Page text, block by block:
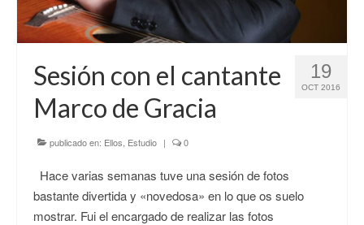
19
OCT 2016
Sesión con el cantante
Marco de Gracia
publicado en: Ellos Estudio | 0
Hace varias semanas tuve una sesión de fotos
bastante divertida y «novedosa» en lo que os suelo
mostrar. Fui el encargado de realizar las fotos